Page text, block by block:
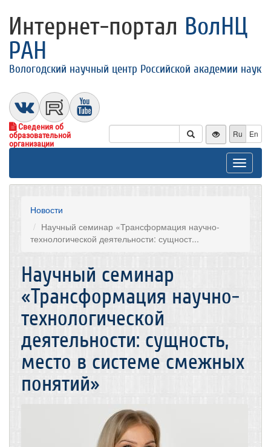
Интернет-портал ВолНЦ
РАН
Вологодский научный центр Российской академии наук
Сведения об
образовательной
организации
Ru En
Toggle
Новости
Научный семинар «Трансформация научно-
технологической деятельности: сущност...
Научный семинар
«Трансформация научно-
технологической
деятельности: сущность,
место в системе смежных
понятий»